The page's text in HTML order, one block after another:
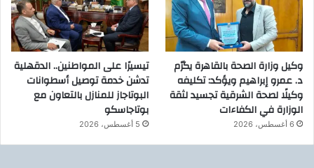
وكيل وزارة الصحة بالقاهرة يكرّم
د. عمرو إبراهيم ويؤكد: تكليفه
وكيلًا لصحة الشرقية تجسيد لثقة
الوزارة في الكفاءات
6 أغسطس، 2026
تيسيرًا على المواطنين.. الدقهلية
تدشن خدمة توصيل أسطوانات
البوتاجاز للمنازل بالتعاون مع
بوتاجاسكو
5 أغسطس، 2026